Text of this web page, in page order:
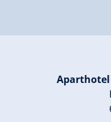
Aparthotel